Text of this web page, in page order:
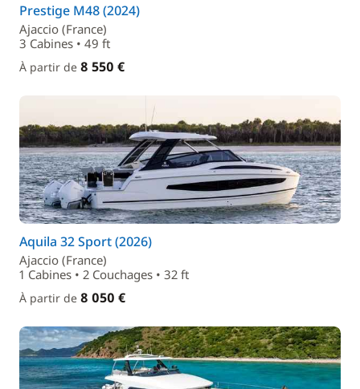
Prestige M48 (2024)
Ajaccio (France)
3 Cabines • 49 ft
À partir de 8 550 €
Aquila 32 Sport (2026)
Ajaccio (France)
1 Cabines • 2 Couchages • 32 ft
À partir de 8 050 €